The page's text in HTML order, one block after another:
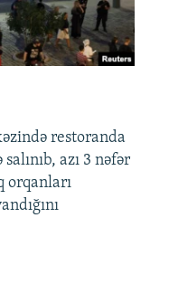
restoranda
azı 3 nəfər
orqanları